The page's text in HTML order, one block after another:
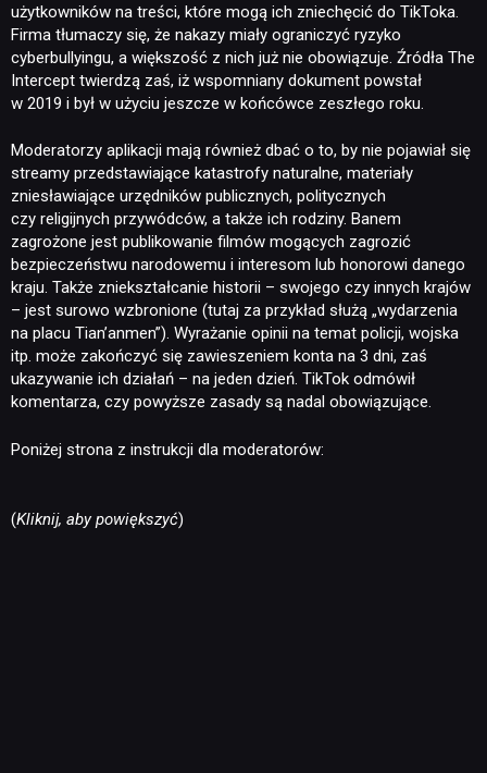
użytkowników na treści, które mogą ich zniechęcić do TikToka.
Firma tłumaczy się, że nakazy miały ograniczyć ryzyko
cyberbullyingu, a większość z nich już nie obowiązuje. Źródła The
Intercept twierdzą zaś, iż wspomniany dokument powstał
w 2019 i był w użyciu jeszcze w końcówce zeszłego roku.
Moderatorzy aplikacji mają również dbać o to, by nie pojawiał się
streamy przedstawiające katastrofy naturalne, materiały
zniesławiające urzędników publicznych, politycznych
czy religijnych przywódców, a także ich rodziny. Banem
zagrożone jest publikowanie filmów mogących zagrozić
bezpieczeństwu narodowemu i interesom lub honorowi danego
kraju. Także zniekształcanie historii – swojego czy innych krajów
– jest surowo wzbronione (tutaj za przykład służą „wydarzenia
na placu Tian’anmen”). Wyrażanie opinii na temat policji, wojska
itp. może zakończyć się zawieszeniem konta na 3 dni, zaś
ukazywanie ich działań – na jeden dzień. TikTok odmówił
komentarza, czy powyższe zasady są nadal obowiązujące.
Poniżej strona z instrukcji dla moderatorów:
(Kliknij, aby powiększyć)